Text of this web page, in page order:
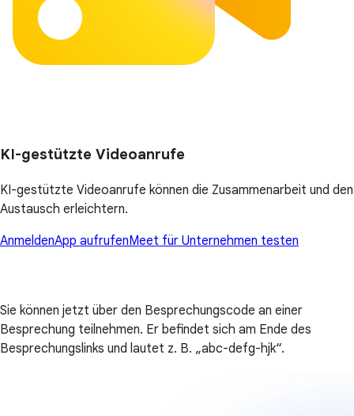
KI-gestützte Videoanrufe
KI-gestützte Videoanrufe können die Zusammenarbeit und den
Austausch erleichtern.
AnmeldenApp aufrufenMeet für Unternehmen testen
Sie können jetzt über den Besprechungscode an einer
Besprechung teilnehmen. Er befindet sich am Ende des
Besprechungslinks und lautet z. B. „abc-defg-hjk“.